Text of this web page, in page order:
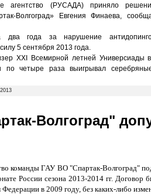
агентство (РУСАДА) приняло
Волгоград» Евгения Финаева,
два года за нарушение
5 сентября 2013 года.
XXI Всемирной летней Универсиады
по четыре раза выигрывал
Волгоград"
команды ГАУ ВО "Спартак-Волгоград"
России сезона 2013-2014 гг. Договор
в 2009 году, без каких-либо